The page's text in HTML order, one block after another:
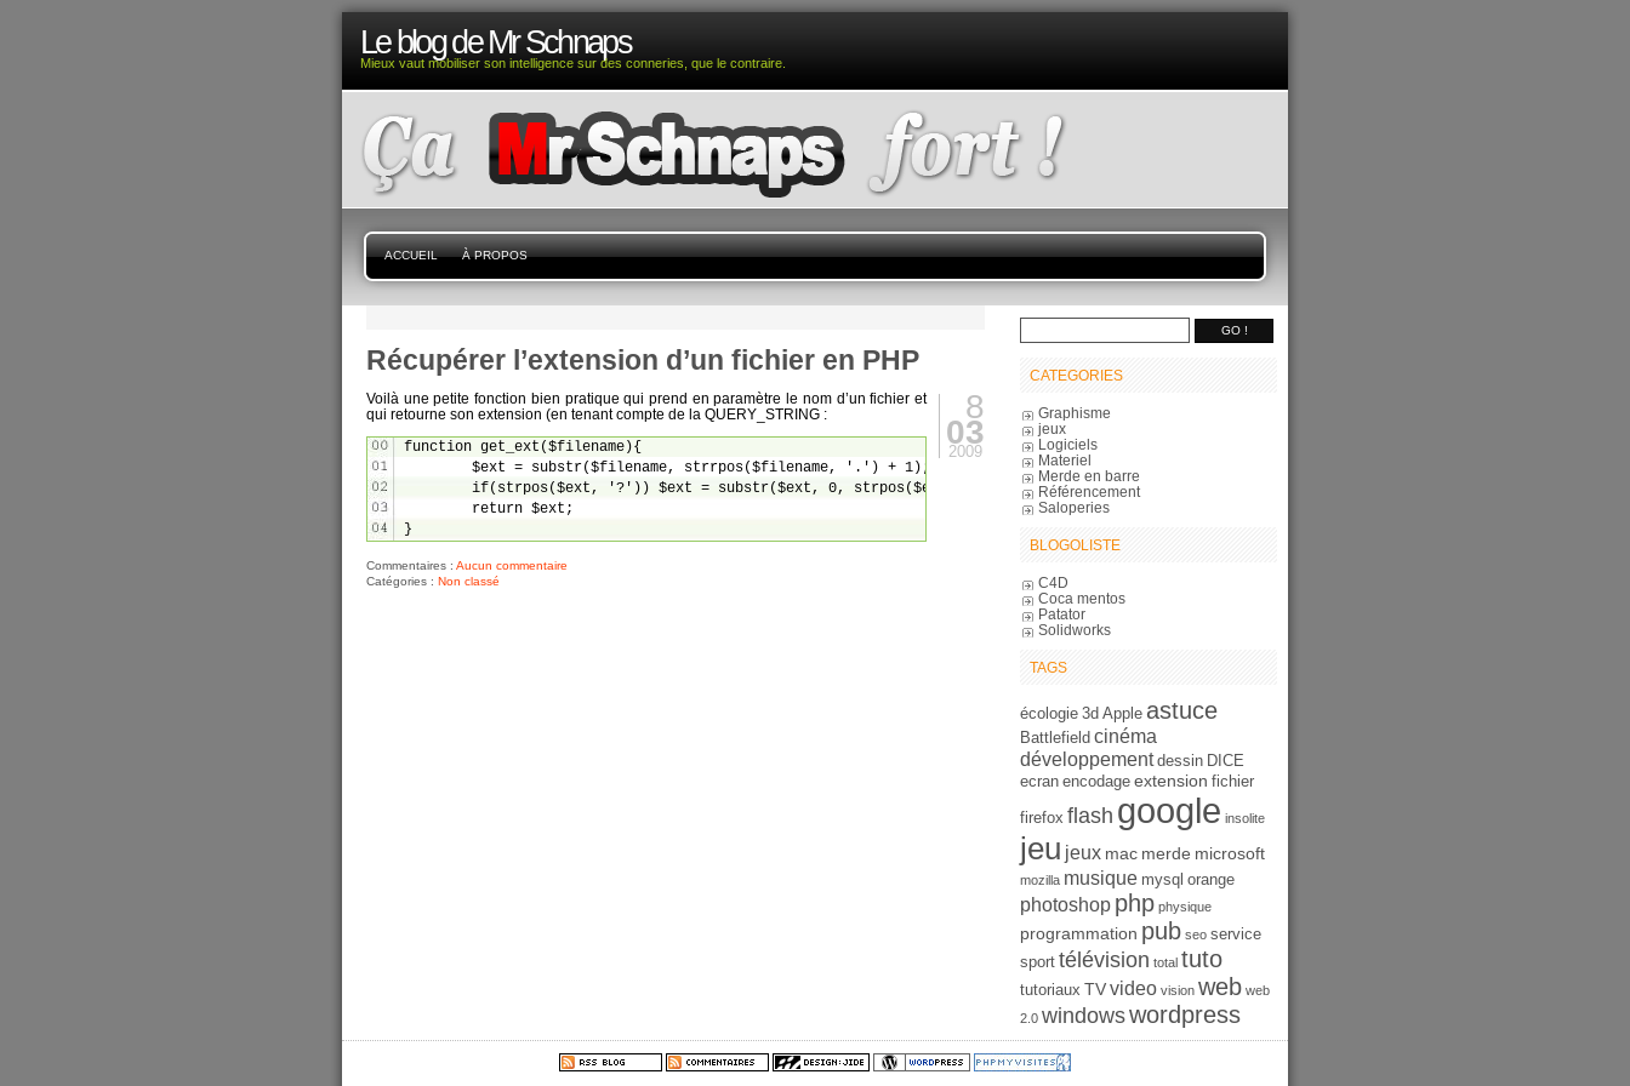
Le blog de Mr Schnaps
Mieux vaut mobiliser son intelligence sur des conneries, que le contraire.
ACCUEIL À PROPOS
Récupérer l’extension d’un fichier en PHP
8
03
2009
Voilà une petite fonction bien pratique qui prend en paramètre le nom d’un fichier et
qui retourne son extension (en tenant compte de la QUERY_STRING :
function get_ext($filename){
Commentaires : Aucun commentaire
Catégories : Non classé
CATEGORIES
Graphisme
jeux
Logiciels
Materiel
Merde en barre
Référencement
Saloperies
BLOGOLISTE
C4D
Coca mentos
Patator
Solidworks
TAGS
écologie 3d Apple astuce
Battlefield cinéma
développement dessin DICE
ecran encodage extension fichier
firefox flash google insolite
jeu jeux mac merde microsoft
mozilla musique mysql orange
photoshop php physique
programmation pub seo service
sport télévision total tuto
tutoriaux TVvideo vision web web
2.0 windowswordpress